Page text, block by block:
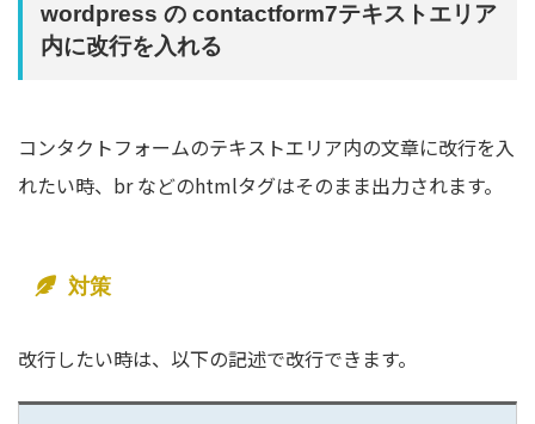
wordpress の contactform7テキストエリア
内に改行を入れる
コンタクトフォームのテキストエリア内の文章に改行を入
れたい時、br などのhtmlタグはそのまま出力されます。
対策
改行したい時は、以下の記述で改行できます。